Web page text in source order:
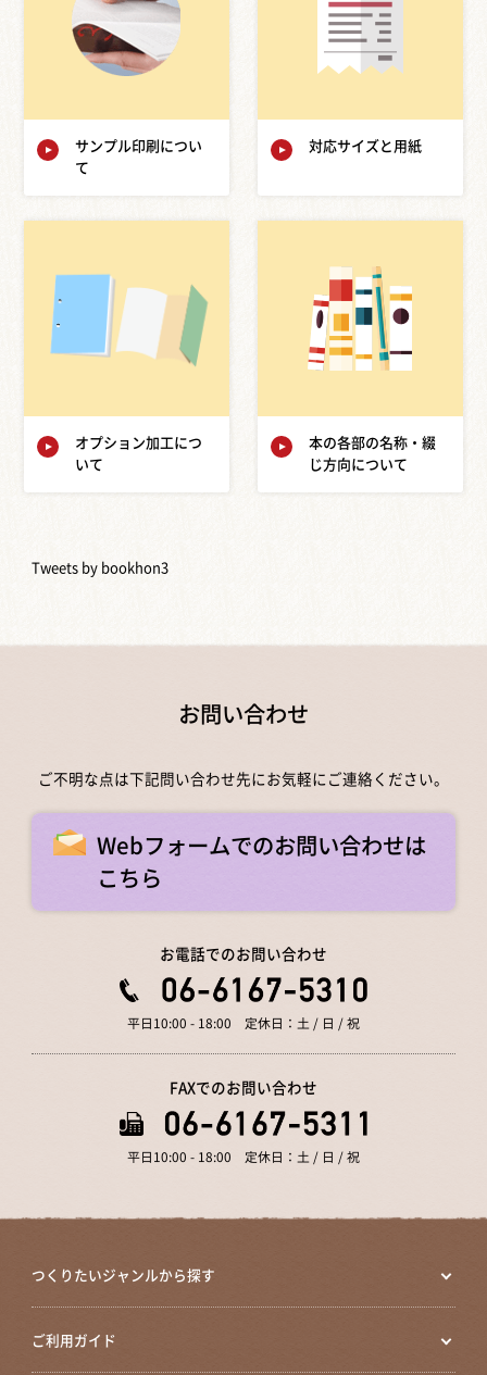
サンプル印刷につい
て
対応サイズと用紙
オプション加工につ
いて
本の各部の名称・綴
じ方向について
Tweets by bookhon3
お問い合わせ
ご不明な点は下記問い合わせ先にお気軽にご連絡ください。
Webフォームでのお問い合わせは
こちら
お電話でのお問い合わせ
平日10:00 - 18:00 定休日：土 / 日 / 祝
FAXでのお問い合わせ
平日10:00 - 18:00 定休日：土 / 日 / 祝
つくりたいジャンルから探す
ご利用ガイド